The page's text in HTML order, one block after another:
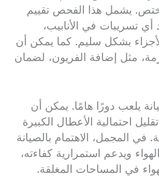
يشمل هذا الفحص تقييم
تسريبات في الأنابيب،
بشكل سليم. كما يمكن أن
مثل إضافة الفريون، لضمان
يلعب دورًا هامًا. يمكن أن
احتمالية الأعطال الكبيرة
المجمل، الاهتمام بالصيانة
ويدعم استمرارية كفاءته،
في المساحات المغلقة.